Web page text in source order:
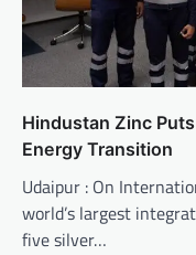
Hindustan Zinc
Energy Transition
Udaipur : On
world’s largest
five silver…